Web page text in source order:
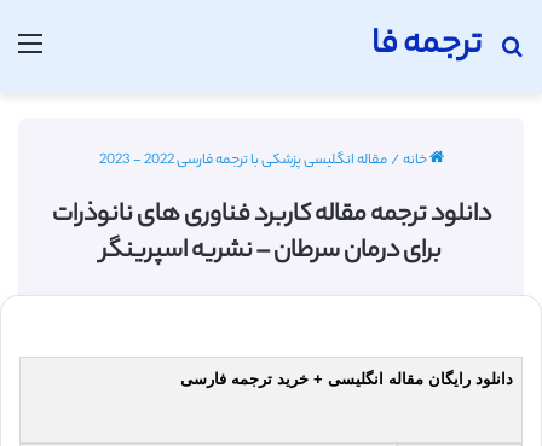
ترجمه فا
جستجو برای
خانه/مقاله انگلیسی پزشکی با ترجمه فارسی 2022 - 2023
دانلود ترجمه مقاله کاربرد فناوری های نانوذرات
برای درمان سرطان – نشریه اسپرینگر
دانلود رایگان مقاله انگلیسی + خرید ترجمه فارسی